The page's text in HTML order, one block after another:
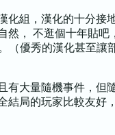
化組，漢化的十分接
然， 不逛個十年貼吧
（優秀的漢化甚至讓
有大量隨機事件，但
結局的玩家比較友好